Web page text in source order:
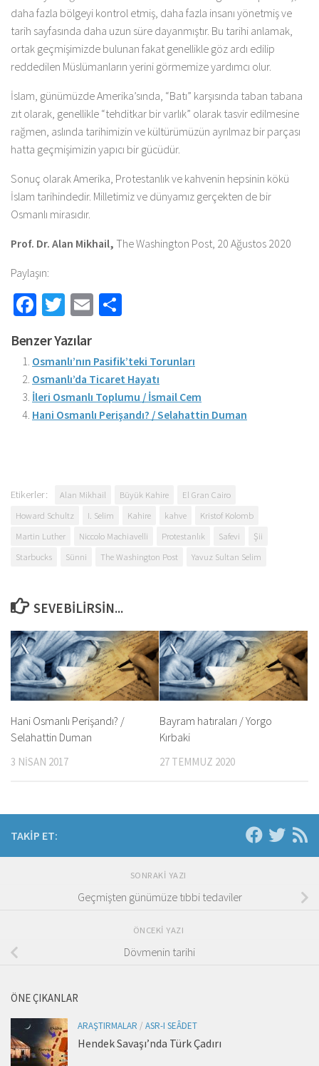
daha fazla bölgeyi kontrol etmiş, daha fazla insanı yönetmiş ve
tarih sayfasında daha uzun süre dayanmıştır. Bu tarihi anlamak,
ortak geçmişimizde bulunan fakat genellikle göz ardı edilip
reddedilen Müslümanların yerini görmemize yardımcı olur.
İslam, günümüzde Amerika’sında, “Batı” karşısında taban tabana
zıt olarak, genellikle “tehditkar bir varlık” olarak tasvir edilmesine
rağmen, aslında tarihimizin ve kültürümüzün ayrılmaz bir parçası
hatta geçmişimizin yapıcı bir gücüdür.
Sonuç olarak Amerika, Protestanlık ve kahvenin hepsinin kökü
İslam tarihindedir. Milletimiz ve dünyamız gerçekten de bir
Osmanlı mirasıdır.
Prof. Dr. Alan Mikhail, The Washington Post, 20 Ağustos 2020
Paylaşın:
Facebook
Twitter
Email
Benzer Yazılar
Osmanlı’nın Pasifik’teki Torunları
Osmanlı’da Ticaret Hayatı
İleri Osmanlı Toplumu / İsmail Cem
Hani Osmanlı Perişandı? / Selahattin Duman
Etikerler: Alan Mikhail Büyük Kahire
El Gran Cairo
Howard Schultz
I. Selim Kahire kahve
Kristof Kolomb
Martin Luther
Niccolo Machiavelli Protestanlık Safevi
Şii
Starbucks
Sünni The Washington Post Yavuz Sultan Selim
SEVEBILIRSIN...
Hani Osmanlı Perişandı? /
Selahattin Duman
3 NISAN 2017
Bayram hatıraları / Yorgo
Kırbaki
27 TEMMUZ 2020
TAKIP ET:
SONRAKI YAZI
Geçmişten günümüze tıbbi tedaviler
ÖNCEKI YAZI
Dövmenin tarihi
ÖNE ÇIKANLAR
ARAŞTIRMALAR / ASR-I SEÂDET
Hendek Savaşı’nda Türk Çadırı